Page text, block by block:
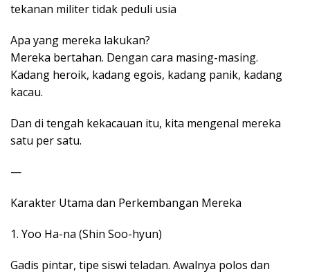
tekanan militer tidak peduli usia
Apa yang mereka lakukan?
Mereka bertahan. Dengan cara masing-masing.
Kadang heroik, kadang egois, kadang panik, kadang
kacau.
Dan di tengah kekacauan itu, kita mengenal mereka
satu per satu.
—
Karakter Utama dan Perkembangan Mereka
1. Yoo Ha-na (Shin Soo-hyun)
Gadis pintar, tipe siswi teladan. Awalnya polos dan